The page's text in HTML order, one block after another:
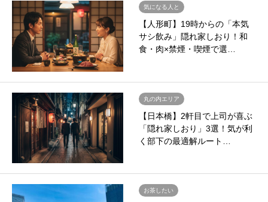
気になる人と
【人形町】19時からの「本気
サシ飲み」隠れ家しおり！和
食・肉×禁煙・喫煙で選…
丸の内エリア
【日本橋】2軒目で上司が喜ぶ
「隠れ家しおり」3選！気が利
く部下の最適解ルート…
お茶したい